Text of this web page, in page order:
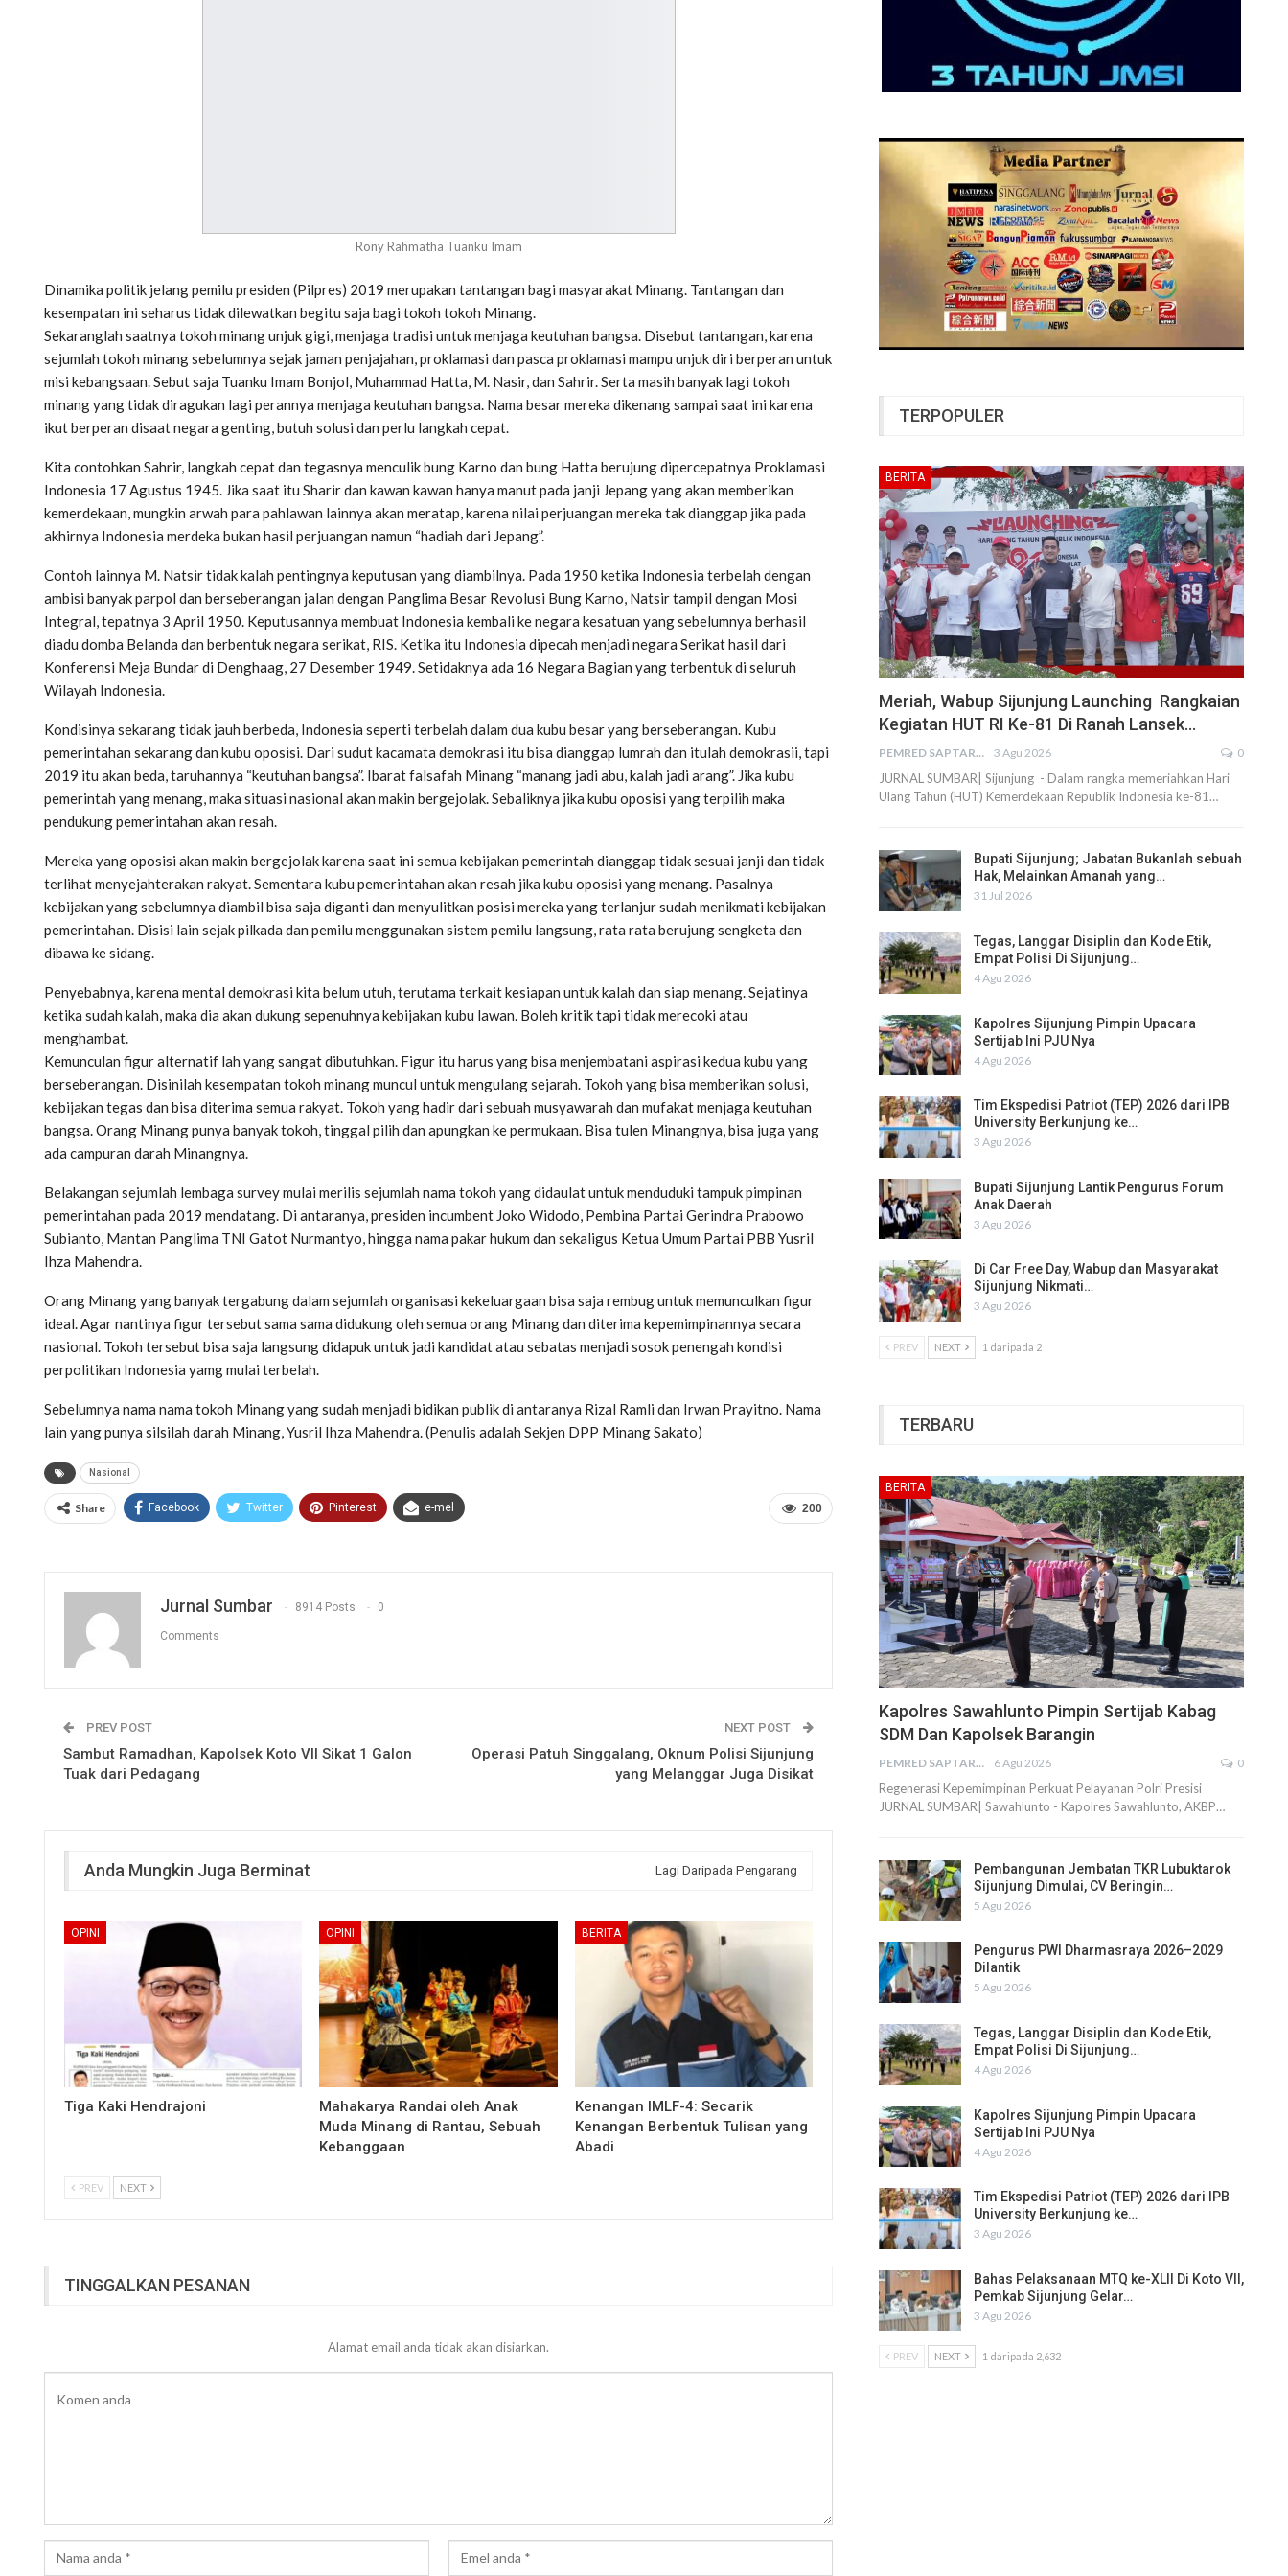
Rony Rahmatha Tuanku Imam
Dinamika politik jelang pemilu presiden (Pilpres) 2019 merupakan tantangan bagi masyarakat Minang. Tantangan dan
kesempatan ini seharus tidak dilewatkan begitu saja bagi tokoh tokoh Minang.
Sekaranglah saatnya tokoh minang unjuk gigi, menjaga tradisi untuk menjaga keutuhan bangsa. Disebut tantangan, karena
sejumlah tokoh minang sebelumnya sejak jaman penjajahan, proklamasi dan pasca proklamasi mampu unjuk diri berperan untuk
misi kebangsaan. Sebut saja Tuanku Imam Bonjol, Muhammad Hatta, M. Nasir, dan Sahrir. Serta masih banyak lagi tokoh
minang yang tidak diragukan lagi perannya menjaga keutuhan bangsa. Nama besar mereka dikenang sampai saat ini karena
ikut berperan disaat negara genting, butuh solusi dan perlu langkah cepat.
Kita contohkan Sahrir, langkah cepat dan tegasnya menculik bung Karno dan bung Hatta berujung dipercepatnya Proklamasi
Indonesia 17 Agustus 1945. Jika saat itu Sharir dan kawan kawan hanya manut pada janji Jepang yang akan memberikan
kemerdekaan, mungkin arwah para pahlawan lainnya akan meratap, karena nilai perjuangan mereka tak dianggap jika pada
akhirnya Indonesia merdeka bukan hasil perjuangan namun “hadiah dari Jepang”.
Contoh lainnya M. Natsir tidak kalah pentingnya keputusan yang diambilnya. Pada 1950 ketika Indonesia terbelah dengan
ambisi banyak parpol dan berseberangan jalan dengan Panglima Besar Revolusi Bung Karno, Natsir tampil dengan Mosi
Integral, tepatnya 3 April 1950. Keputusannya membuat Indonesia kembali ke negara kesatuan yang sebelumnya berhasil
diadu domba Belanda dan berbentuk negara serikat, RIS. Ketika itu Indonesia dipecah menjadi negara Serikat hasil dari
Konferensi Meja Bundar di Denghaag, 27 Desember 1949. Setidaknya ada 16 Negara Bagian yang terbentuk di seluruh
Wilayah Indonesia.
Kondisinya sekarang tidak jauh berbeda, Indonesia seperti terbelah dalam dua kubu besar yang berseberangan. Kubu
pemerintahan sekarang dan kubu oposisi. Dari sudut kacamata demokrasi itu bisa dianggap lumrah dan itulah demokrasii, tapi
2019 itu akan beda, taruhannya “keutuhan bangsa”. Ibarat falsafah Minang “manang jadi abu, kalah jadi arang”. Jika kubu
pemerintah yang menang, maka situasi nasional akan makin bergejolak. Sebaliknya jika kubu oposisi yang terpilih maka
pendukung pemerintahan akan resah.
Mereka yang oposisi akan makin bergejolak karena saat ini semua kebijakan pemerintah dianggap tidak sesuai janji dan tidak
terlihat menyejahterakan rakyat. Sementara kubu pemerintahan akan resah jika kubu oposisi yang menang. Pasalnya
kebijakan yang sebelumnya diambil bisa saja diganti dan menyulitkan posisi mereka yang terlanjur sudah menikmati kebijakan
pemerintahan. Disisi lain sejak pilkada dan pemilu menggunakan sistem pemilu langsung, rata rata berujung sengketa dan
dibawa ke sidang.
Penyebabnya, karena mental demokrasi kita belum utuh, terutama terkait kesiapan untuk kalah dan siap menang. Sejatinya
ketika sudah kalah, maka dia akan dukung sepenuhnya kebijakan kubu lawan. Boleh kritik tapi tidak merecoki atau
menghambat.
Kemunculan figur alternatif lah yang sangat dibutuhkan. Figur itu harus yang bisa menjembatani aspirasi kedua kubu yang
berseberangan. Disinilah kesempatan tokoh minang muncul untuk mengulang sejarah. Tokoh yang bisa memberikan solusi,
kebijakan tegas dan bisa diterima semua rakyat. Tokoh yang hadir dari sebuah musyawarah dan mufakat menjaga keutuhan
bangsa. Orang Minang punya banyak tokoh, tinggal pilih dan apungkan ke permukaan. Bisa tulen Minangnya, bisa juga yang
ada campuran darah Minangnya.
Belakangan sejumlah lembaga survey mulai merilis sejumlah nama tokoh yang didaulat untuk menduduki tampuk pimpinan
pemerintahan pada 2019 mendatang. Di antaranya, presiden incumbent Joko Widodo, Pembina Partai Gerindra Prabowo
Subianto, Mantan Panglima TNI Gatot Nurmantyo, hingga nama pakar hukum dan sekaligus Ketua Umum Partai PBB Yusril
Ihza Mahendra.
Orang Minang yang banyak tergabung dalam sejumlah organisasi kekeluargaan bisa saja rembug untuk memunculkan figur
ideal. Agar nantinya figur tersebut sama sama didukung oleh semua orang Minang dan diterima kepemimpinannya secara
nasional. Tokoh tersebut bisa saja langsung didapuk untuk jadi kandidat atau sebatas menjadi sosok penengah kondisi
perpolitikan Indonesia yamg mulai terbelah.
Sebelumnya nama nama tokoh Minang yang sudah menjadi bidikan publik di antaranya Rizal Ramli dan Irwan Prayitno. Nama
lain yang punya silsilah darah Minang, Yusril Ihza Mahendra. (Penulis adalah Sekjen DPP Minang Sakato)
Nasional
200
Share Facebook Twitter Pinterest e-mel
Jurnal Sumbar 8914 Posts 0
Comments
PREV POST
Sambut Ramadhan, Kapolsek Koto VII Sikat 1 Galon
Tuak dari Pedagang
NEXT POST
Operasi Patuh Singgalang, Oknum Polisi Sijunjung
yang Melanggar Juga Disikat
Anda Mungkin Juga Berminat Lagi Daripada Pengarang
OPINI
Tiga Kaki Hendrajoni
OPINI
Mahakarya Randai oleh Anak
Muda Minang di Rantau, Sebuah
Kebanggaan
BERITA
Kenangan IMLF-4: Secarik
Kenangan Berbentuk Tulisan yang
Abadi
PREV NEXT
TINGGALKAN PESANAN
Alamat email anda tidak akan disiarkan.
TERPOPULER
BERITA
Meriah, Wabup Sijunjung Launching Rangkaian
Kegiatan HUT RI Ke-81 Di Ranah Lansek…
PEMRED SAPTARIUS 3 Agu 2026 0
JURNAL SUMBAR| Sijunjung - Dalam rangka memeriahkan Hari
Ulang Tahun (HUT) Kemerdekaan Republik Indonesia ke-81…
Bupati Sijunjung; Jabatan Bukanlah sebuah
Hak, Melainkan Amanah yang…
31 Jul 2026
Tegas, Langgar Disiplin dan Kode Etik,
Empat Polisi Di Sijunjung…
4 Agu 2026
Kapolres Sijunjung Pimpin Upacara
Sertijab Ini PJU Nya
4 Agu 2026
Tim Ekspedisi Patriot (TEP) 2026 dari IPB
University Berkunjung ke…
3 Agu 2026
Bupati Sijunjung Lantik Pengurus Forum
Anak Daerah
3 Agu 2026
Di Car Free Day, Wabup dan Masyarakat
Sijunjung Nikmati…
3 Agu 2026
PREV NEXT 1 daripada 2
TERBARU
BERITA
Kapolres Sawahlunto Pimpin Sertijab Kabag
SDM Dan Kapolsek Barangin
PEMRED SAPTARIUS 6 Agu 2026 0
Regenerasi Kepemimpinan Perkuat Pelayanan Polri Presisi
JURNAL SUMBAR| Sawahlunto - Kapolres Sawahlunto, AKBP…
Pembangunan Jembatan TKR Lubuktarok
Sijunjung Dimulai, CV Beringin…
5 Agu 2026
Pengurus PWI Dharmasraya 2026–2029
Dilantik
5 Agu 2026
Tegas, Langgar Disiplin dan Kode Etik,
Empat Polisi Di Sijunjung…
4 Agu 2026
Kapolres Sijunjung Pimpin Upacara
Sertijab Ini PJU Nya
4 Agu 2026
Tim Ekspedisi Patriot (TEP) 2026 dari IPB
University Berkunjung ke…
3 Agu 2026
Bahas Pelaksanaan MTQ ke-XLII Di Koto VII,
Pemkab Sijunjung Gelar…
3 Agu 2026
PREV NEXT 1 daripada 2,632